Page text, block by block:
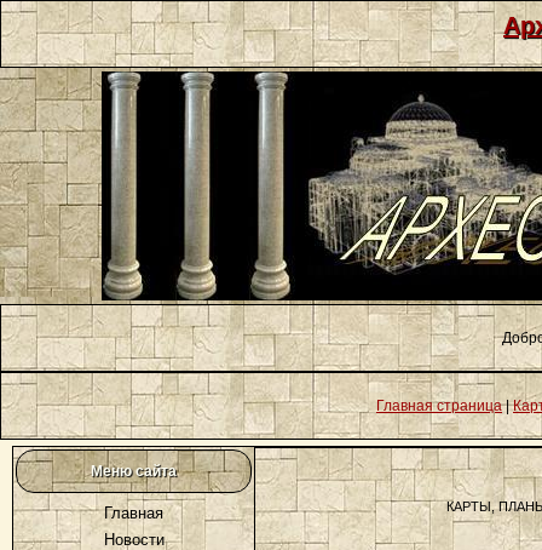
Главная страница|
Меню сайта
Главная
Новости
КАРТЫ,